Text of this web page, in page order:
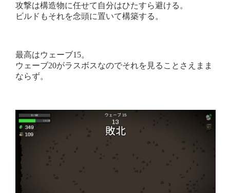
攻撃は構造物に任せて自分はひたすら避ける。
ビルドもそれを念頭に置いて構築する。
最高はウェーブ15。
ウェーブ20がラスボスなのでそれを見ることさえまま
ならず。